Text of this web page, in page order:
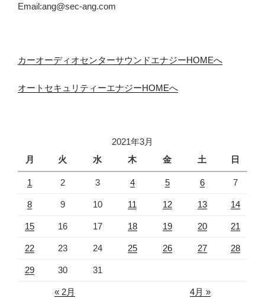
Email:ang@sec-ang.com
カーオーディオセンターサウンドエナジーHOMEへ
オートセキュリティーエナジーHOMEへ
2021年3月
月
火 水 木 金 土 日
« 2月 4月 »
1 2 3 4 5 6 7
8 9 10 11 12 13 14
15 16 17 18 19 20 21
22 23 24 25 26 27 28
29 30 31